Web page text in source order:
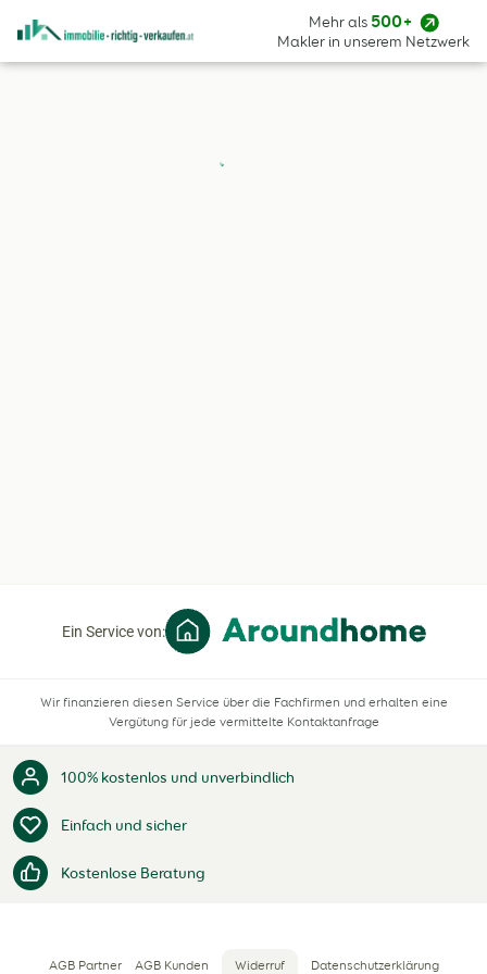
Mehr als 500+
Makler in unserem Netzwerk
Ein Service von:
Wir finanzieren diesen Service über die Fachfirmen und erhalten eine
Vergütung für jede vermittelte Kontaktanfrage
100% kostenlos und unverbindlich
Einfach und sicher
Kostenlose Beratung
AGB Partner AGB Kunden Widerruf Datenschutzerklärung